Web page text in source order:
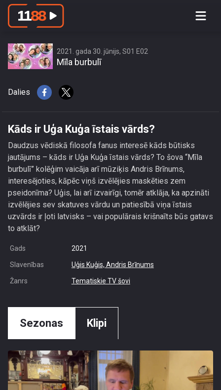
2021. gada 30. jūnijs, S01 E02
Mīla burbulī
Dalies
Kāds ir Uģa Kuģa īstais vārds?
Daudzus vēdiskā filosofa fanus interesē kāds būtisks
jautājums – kāds ir Uģa Kuģa īstais vārds? To šova “Mīla
burbulī” kolēģim vaicāja arī mūziķis Andris Brīnums,
interesējoties, kāpēc viņš izvēlējies maskēties zem
pseidonīma? Uģis, lai arī izvairīgi, tomēr atklāja, ka apzināti
izvēlējies sev skatuves vārdu un patiesībā viņa īstais
uzvārds ir ļoti latvisks – vai populārais krišnaīts būs gatavs
to atklāt?
Gads 2021
Slavenības Uģis Kuģis, Andris Brīnums
Žanrs Tematiskie TV šovi
Sezonas Klipi